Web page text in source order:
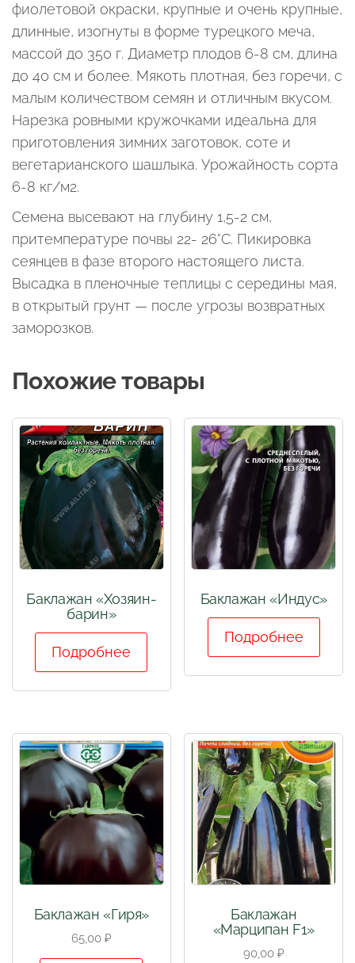
фиолетовой окраски, крупные и очень крупные,
длинные, изогнуты в форме турецкого меча,
массой до 350 г. Диаметр плодов 6-8 см, длина
до 40 см и более. Мякоть плотная, без горечи, с
малым количеством семян и отличным вкусом.
Нарезка ровными кружочками идеальна для
приготовления зимних заготовок, соте и
вегетарианского шашлыка. Урожайность сорта
6-8 кг/м2.
Семена высевают на глубину 1,5-2 см,
притемпературе почвы 22- 26°С. Пикировка
сеянцев в фазе второго настоящего листа.
Высадка в пленочные теплицы с середины мая,
в открытый грунт — после угрозы возвратных
заморозков.
Похожие товары
Баклажан «Хозяин-
барин»
Подробнее
Баклажан «Индус»
Подробнее
Баклажан «Гиря»
65,00 ₽
Баклажан
«Марципан F1»
90,00 ₽